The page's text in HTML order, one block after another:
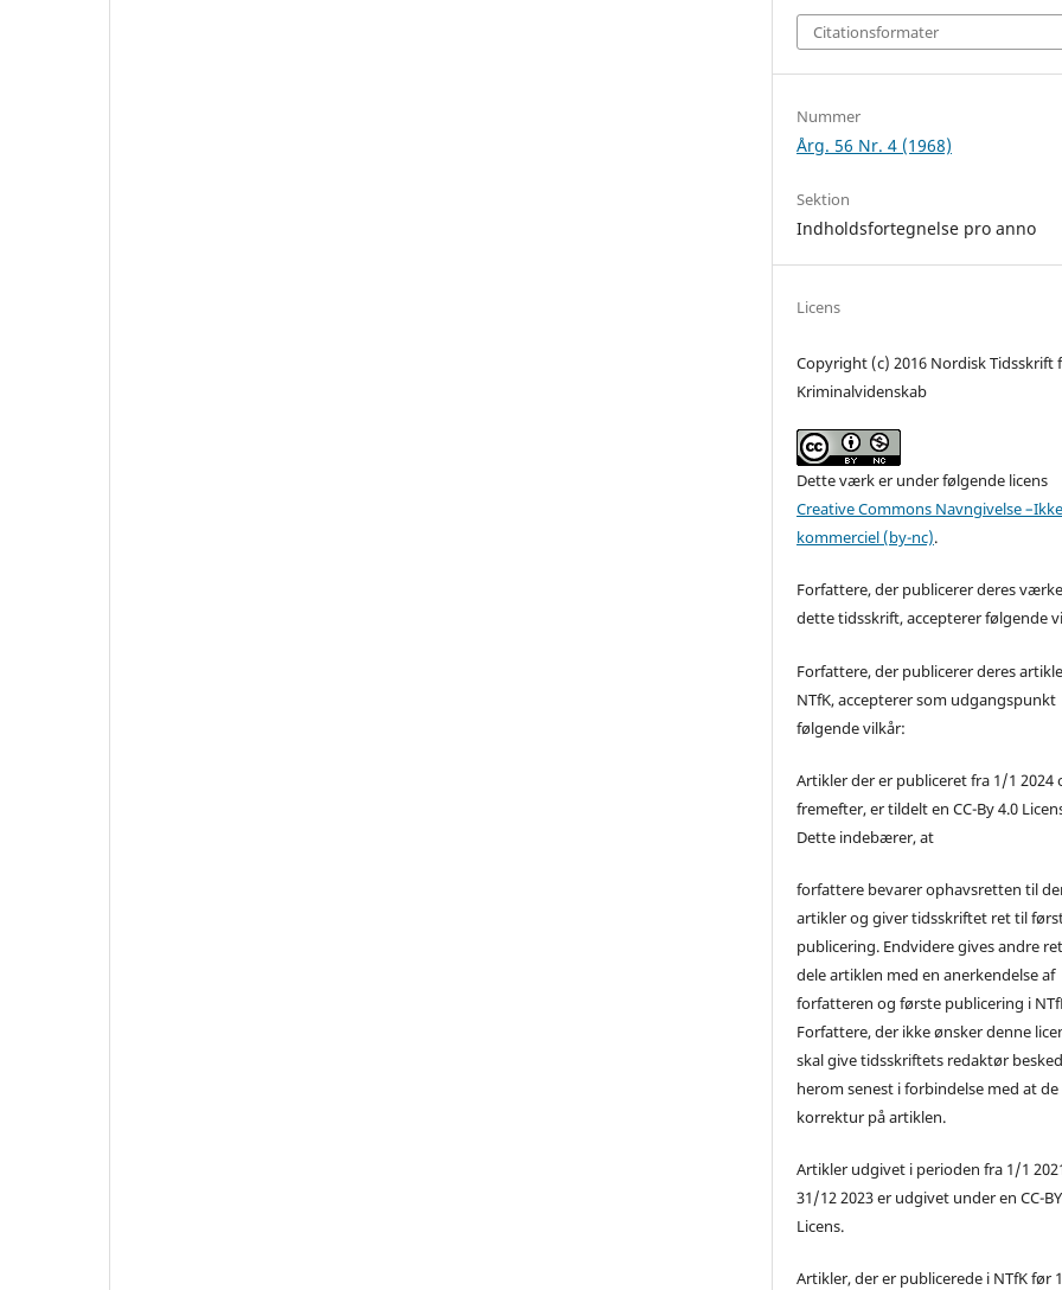
Citationsformater
Nummer
Årg. 56 Nr. 4 (1968)
Sektion
Indholdsfortegnelse pro anno
Licens
Copyright (c) 2016 Nordisk Tidsskrift
Kriminalvidenskab
Dette værk er under følgende licens
Creative Commons Navngivelse
kommerciel (by-nc).
Forfattere, der publicerer deres
dette tidsskrift, accepterer følgende
Forfattere, der publicerer deres
NTfK, accepterer som udgangspunkt
følgende vilkår:
Artikler der er publiceret fra 1/1 2024
fremefter, er tildelt en CC-By 4.0
Dette indebærer, at
forfattere bevarer ophavsretten til
artikler og giver tidsskriftet ret til
publicering. Endvidere gives andre
dele artiklen med en anerkendelse af
forfatteren og første publicering i
Forfattere, der ikke ønsker denne
skal give tidsskriftets redaktør besked
herom senest i forbindelse med at
korrektur på artiklen.
Artikler udgivet i perioden fra 1/1
31/12 2023 er udgivet under en CC-
Licens.
Artikler, der er publicerede i NTfK før